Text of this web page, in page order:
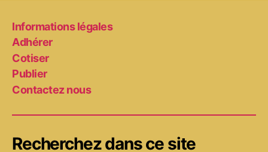
Informations légales
Adhérer
Cotiser
Publier
Contactez nous
Recherchez dans ce site